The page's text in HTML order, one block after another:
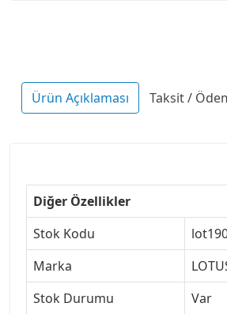
Ürün Açıklaması Taksit /
Diğer Özellikler
Stok Kodu
Marka
Stok Durumu
Var